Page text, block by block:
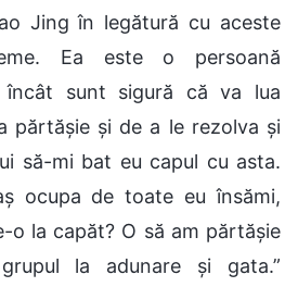
Jing în legătură cu aceste
Ea este o persoană
încât sunt sigură că va lua
părtășie și de a le rezolva și
să-mi bat eu capul cu asta.
ocupa de toate eu însămi,
o la capăt? O să am părtășie
la adunare și gata.”